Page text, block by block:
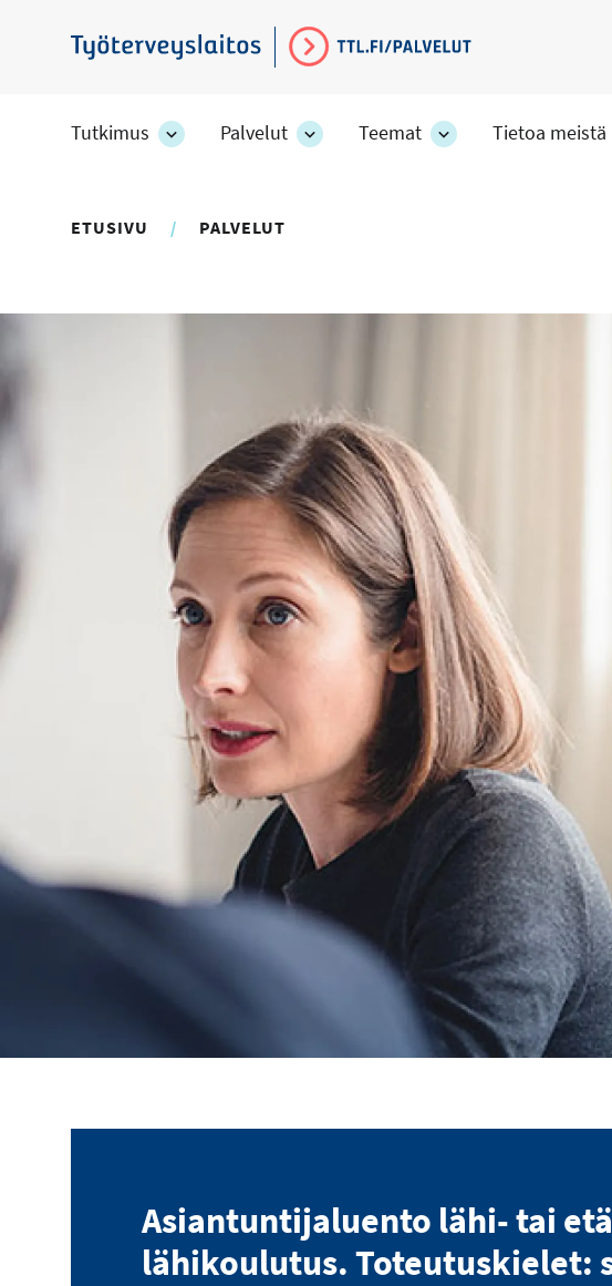
pääsisältöön
Työterveyslaitos
Tutkimus
TutkimusPalvelut
PalvelutTeemat
TeematTietoa meistä
ETUSIVU PALVELUT
Asiantuntijaluento lähi- tai
lähikoulutus. Toteutuskielet: